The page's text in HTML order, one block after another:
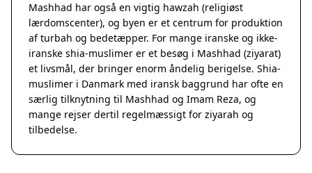
Mashhad har også en vigtig hawzah (religiøst
lærdomscenter), og byen er et centrum for produktion
af turbah og bedetæpper. For mange iranske og ikke-
iranske shia-muslimer er et besøg i Mashhad (ziyarat)
et livsmål, der bringer enorm åndelig berigelse. Shia-
muslimer i Danmark med iransk baggrund har ofte en
særlig tilknytning til Mashhad og Imam Reza, og
mange rejser dertil regelmæssigt for ziyarah og
tilbedelse.